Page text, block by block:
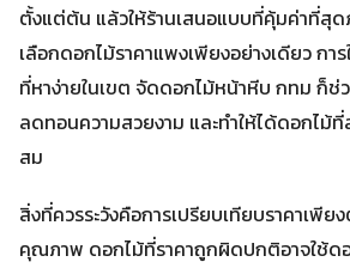
ตั้งแต่ต้น แล้วให้ร้านเสนอแบบที่คุ้มค่าที่สุด
เลือกดอกไม้ราคาแพงเพียงอย่างเดียว กา
ที่หาง่ายในเขต จัดดอกไม้หน้าหีบ กทม ก็
ลดทอนความสวยงาม และทำให้ได้ดอกไม้ที่
สม
สิ่งที่ควรระวังคือการเปรียบเทียบราคาเพีย
คุณภาพ ดอกไม้ที่ราคาถูกผิดปกติอาจใช้ด